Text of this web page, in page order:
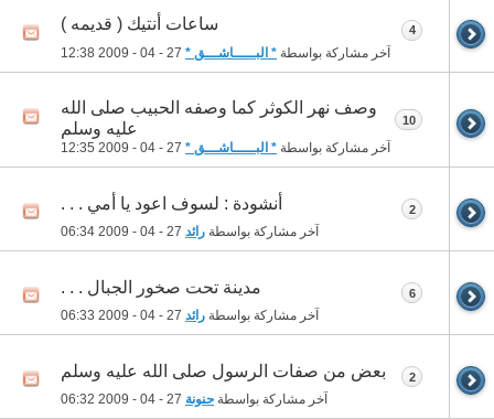
ساعات أنتيك ( قديمه )
آخر مشاركة بواسطة * البـــــاشـــق * 12:38
4
وصف نهر الكوثر كما وصفه الحبيب صلى الله
عليه وسلم
آخر مشاركة بواسطة * البـــــاشـــق * 12:35
10
أنشودة : لسوف اعود يا أمي . . .
آخر مشاركة بواسطة رائد 06:34
2
مدينة تحت صخور الجبال . . .
آخر مشاركة بواسطة رائد 06:33
6
بعض من صفات الرسول صلى الله عليه وسلم
آخر مشاركة بواسطة حنونة 06:32
2